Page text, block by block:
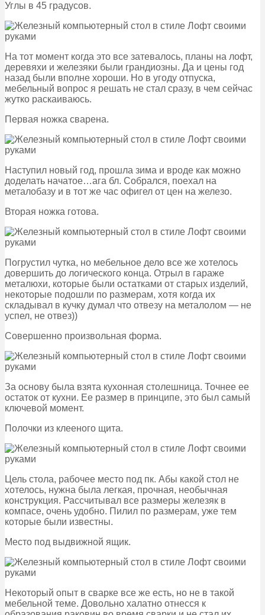
Углы в 45 градусов.
На тот момент когда это все затевалось, планы на лофт,
деревяхи и железяки были грандиозны. Да и цены год
назад были вполне хороши. Но в угоду отпуска,
мебельный вопрос я решать не стал сразу, в чем сейчас
жутко раскаиваюсь.
Первая ножка сварена.
Наступил новый год, прошла зима и вроде как можно
доделать начатое…ага бл. Собрался, поехал на
металобазу и в тот же час офигел от цен на железо.
Вторая ножка готова.
Погрустил чутка, но мебельное дело все же хотелось
довершить до логического конца. Отрыл в гараже
металюхи, которые были остатками от старых изделий,
некоторые подошли по размерам, хотя когда их
складывал в кучку думал что отвезу на металолом — не
успел, не отвез))
Совершенно произвольная форма.
За основу была взята кухонная столешница. Точнее ее
остаток от кухни. Ее размер в принципе, это был самый
ключевой момент.
Полочки из клееного щита.
Цель стола, рабочее место под пк. Абы какой стол не
хотелось, нужна была легкая, прочная, необычная
конструкция. Рассчитывал все размеры железяк в
компасе, очень удобно. Пилил по размерам, уже тем
которые были известны.
Место под выдвижной ящик.
Некоторый опыт в сварке все же есть, но не в такой
мебельной теме. Довольно халатно отнесся к